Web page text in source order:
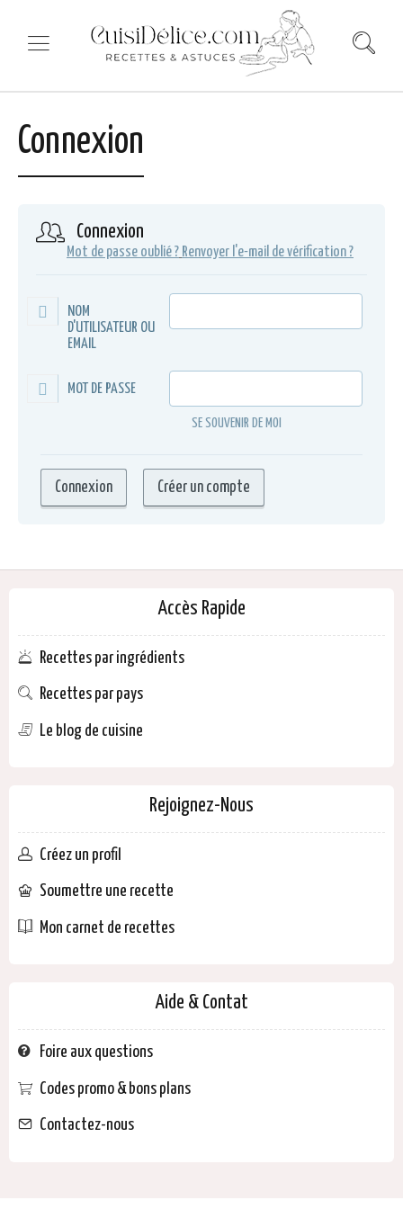
Connexion
Connexion
Mot de passe oublié ? Renvoyer l'e-mail de vérification ?
NOM
D'UTILISATEUR OU
EMAIL
MOT DE PASSE
SE SOUVENIR DE MOI
Accès Rapide
Recettes par ingrédients
Recettes par pays
Le blog de cuisine
Rejoignez-Nous
Créez un profil
Soumettre une recette
Mon carnet de recettes
Aide & Contat
Foire aux questions
Codes promo & bons plans
Contactez-nous